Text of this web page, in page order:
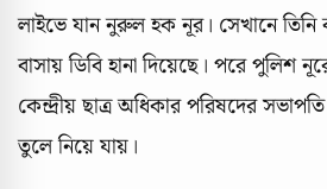
লাইভে যান নুরুল হক নূর। সেখানে তিনি
বাসায় ডিবি হানা দিয়েছে। পরে পুলিশ
কেন্দ্রীয় ছাত্র অধিকার পরিষদের
তুলে নিয়ে যায়।